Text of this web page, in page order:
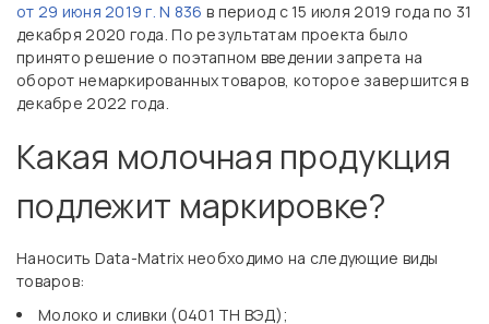
от 29 июня 2019 г. N 836 в период с 15 июля 2019 года по 31
декабря 2020 года. По результатам проекта было
принято решение о поэтапном введении запрета на
оборот немаркированных товаров, которое завершится в
декабре 2022 года.
Какая молочная продукция
подлежит маркировке?
Наносить Data-Matrix необходимо на следующие виды
товаров:
Молоко и сливки (0401 ТН ВЭД);